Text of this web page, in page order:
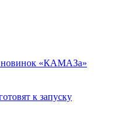
новинок «КАМАЗа»
к запуску